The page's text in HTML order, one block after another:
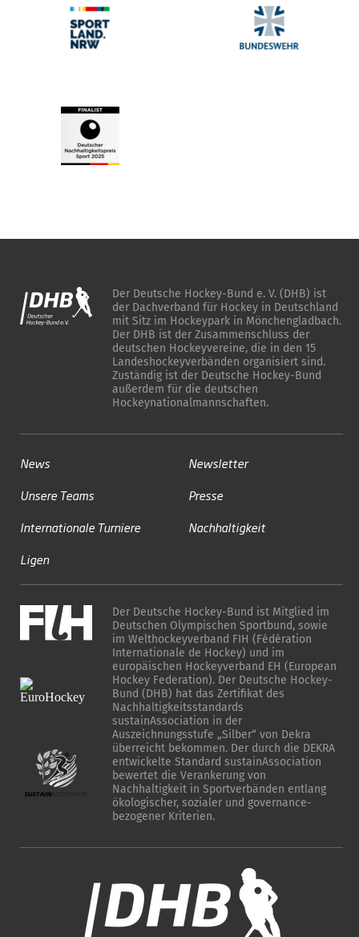
Der Deutsche Hockey-Bund e. V. (DHB) ist
der Dachverband für Hockey in Deutschland
mit Sitz im Hockeypark in Mönchengladbach.
Der DHB ist der Zusammenschluss der
deutschen Hockeyvereine, die in den 15
Landeshockeyverbänden organisiert sind.
Zuständig ist der Deutsche Hockey-Bund
außerdem für die deutschen
Hockeynationalmannschaften.
News
Unsere Teams
Internationale Turniere
Ligen
Newsletter
Presse
Nachhaltigkeit
Der Deutsche Hockey-Bund ist Mitglied im
Deutschen Olympischen Sportbund, sowie
im Welthockeyverband FIH (Fédération
Internationale de Hockey) und im
europäischen Hockeyverband EH (European
Hockey Federation). Der Deutsche Hockey-
Bund (DHB) hat das Zertifikat des
Nachhaltigkeitsstandards
sustainAssociation in der
Auszeichnungsstufe „Silber“ von Dekra
überreicht bekommen. Der durch die DEKRA
entwickelte Standard sustainAssociation
bewertet die Verankerung von
Nachhaltigkeit in Sportverbänden entlang
ökologischer, sozialer und governance-
bezogener Kriterien.